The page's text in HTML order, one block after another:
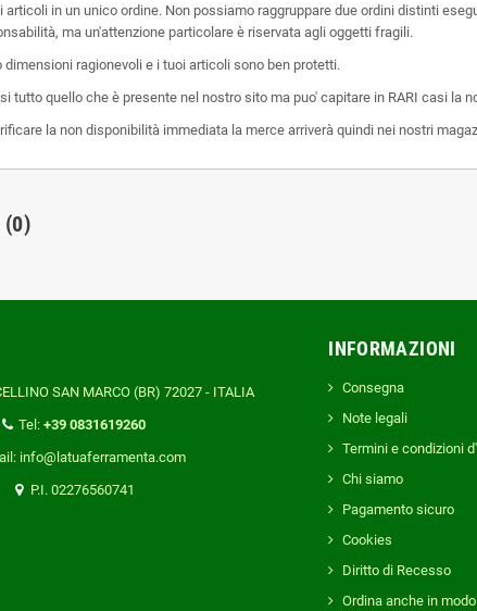
articoli in un unico ordine. Non possiamo raggruppare due ordini distinti
ma un'attenzione particolare è riservata agli oggetti fragili.
dimensioni ragionevoli e i tuoi articoli sono ben protetti.
tutto quello che è presente nel nostro sito ma puo' capitare in RARI casi
la non disponibilità immediata la merce arriverà quindi nei nostri
(0)
SAN MARCO (BR) 72027 - ITALIA
Tel:+39 0831619260
info@latuaferramenta.com
P.I. 02276560741
INFORMAZIONI
Consegna
Note legali
Termini e condizioni
Chi siamo
Pagamento sicuro
Cookies
Diritto di Recesso
Ordina anche in